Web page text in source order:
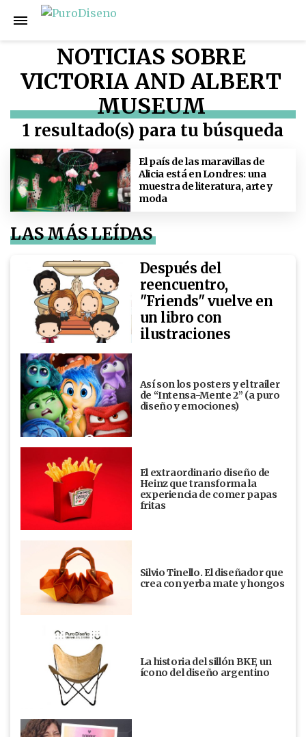
NOTICIAS SOBRE
VICTORIA AND ALBERT
MUSEUM
1 resultado(s) para tu búsqueda
El país de las maravillas de
Alicia está en Londres: una
muestra de literatura, arte y
moda
LAS MÁS LEÍDAS
Después del
reencuentro,
"Friends" vuelve en
un libro con
ilustraciones
Así son los posters y el trailer
de “Intensa-Mente 2” (a puro
diseño y emociones)
El extraordinario diseño de
Heinz que transforma la
experiencia de comer papas
fritas
Silvio Tinello. El diseñador que
crea con yerba mate y hongos
La historia del sillón BKF, un
ícono del diseño argentino